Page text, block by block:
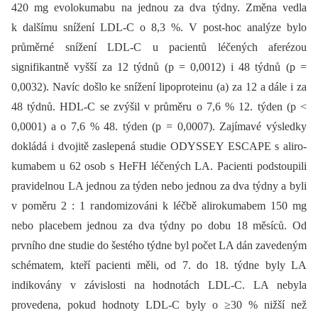
420 mg evolokumabu na jednou za dva týdny. Změna vedla
k dalšímu snížení LDL-C o 8,3 %. V post-hoc analýze bylo
průměrné snížení LDL-C u pacientů léčených aferézou
signifikantně vyšší za 12 týdnů (p = 0,0012) i 48 týdnů (p =
0,0032). Navíc došlo ke snížení lipoproteinu (a) za 12 a dále i za
48 týdnů. HDL-C se zvýšil v průměru o 7,6 % 12. týden (p <
0,0001) a o 7,6 % 48. týden (p = 0,0007). Zajímavé výsledky
dokládá i dvojitě zaslepená studie ODYSSEY ESCAPE s aliro­
kumabem u 62 osob s HeFH léčených LA. Pacienti podstoupili
pravidelnou LA jednou za týden nebo jednou za dva týdny a byli
v poměru 2 : 1 randomizováni k léčbě aliro­kumabem 150 mg
nebo placebem jednou za dva týdny po dobu 18 měsíců. Od
prvního dne studie do šestého týdne byl počet LA dán zavedeným
schématem, kteří pacienti měli, od 7. do 18. týdne byly LA
indikovány v závislosti na hodnotách LDL-C. LA nebyla
provedena, pokud hodnoty LDL-C byly o ≥30 % nižší než